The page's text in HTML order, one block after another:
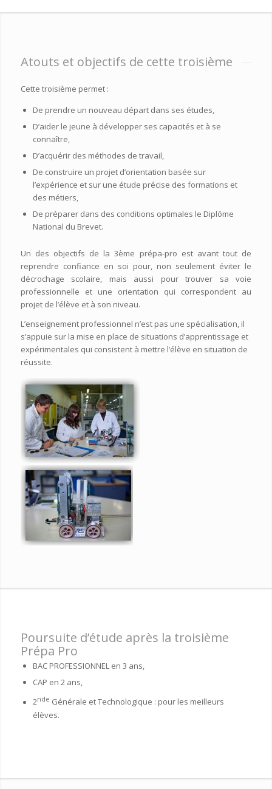
Atouts et objectifs de cette troisième
Cette troisième permet :
De prendre un nouveau départ dans ses études,
D’aider le jeune à développer ses capacités et à se
connaître,
D’acquérir des méthodes de travail,
De construire un projet d’orientation basée sur
l’expérience et sur une étude précise des formations et
des métiers,
De préparer dans des conditions optimales le Diplôme
National du Brevet.
Un des objectifs de la 3ème prépa-pro est avant tout de
reprendre confiance en soi pour, non seulement éviter le
décrochage scolaire, mais aussi pour trouver sa voie
professionnelle et une orientation qui correspondent au
projet de l’élève et à son niveau.
L’enseignement professionnel n’est pas une spécialisation, il
s’appuie sur la mise en place de situations d’apprentissage et
expérimentales qui consistent à mettre l’élève en situation de
réussite.
Poursuite d’étude après la troisième
Prépa Pro
BAC PROFESSIONNEL en 3 ans,
CAP en 2 ans,
2nde Générale et Technologique : pour les meilleurs
élèves.